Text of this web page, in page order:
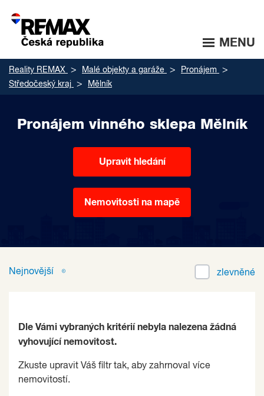
MENU
Reality REMAX Malé objekty a garáže
Pronájem
Středočeský kraj
Mělník
Pronájem vinného sklepa Mělník
Upravit hledání
Nemovitosti na mapě
Nejnovější zlevněné
Dle Vámi vybraných kritérií nebyla nalezena žádná
vyhovující nemovitost.
Zkuste upravit Váš filtr tak, aby zahrnoval více
nemovitostí.